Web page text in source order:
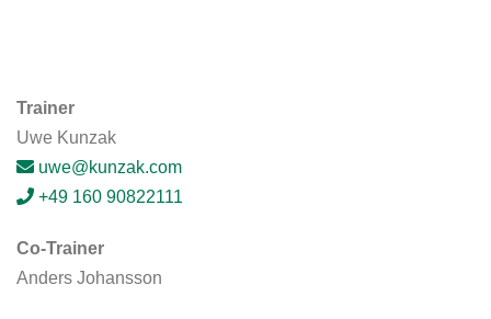
Trainer
Uwe Kunzak
uwe@kunzak.com
+49 160 90822111
Co-Trainer
Anders Johansson